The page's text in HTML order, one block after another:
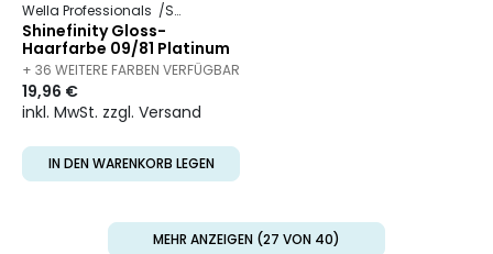
Wella Professionals Shinefinity
Shinefinity Gloss-
Haarfarbe 09/81 Platinum
Opal
+ 36 WEITERE FARBEN VERFÜGBAR
19,96 €
inkl. MwSt. zzgl. Versand
IN DEN WARENKORB LEGEN
MEHR ANZEIGEN (27 VON 40)